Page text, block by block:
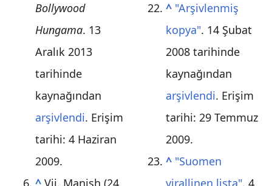
Bollywood
Hungama. 13
Aralık 2013
tarihinde
kaynağından
arşivlendi. Erişim
tarihi: 4 Haziran
2009.
^ "Arşivlenmiş
kopya". 14 Şubat
2008 tarihinde
kaynağından
arşivlendi. Erişim
tarihi: 29 Temmuz
2009.
^ "Suomen